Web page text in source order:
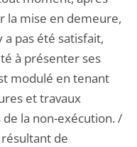
la mise en demeure,
a pas été satisfait,
à présenter ses
modulé en tenant
et travaux
la non-exécution. /
de